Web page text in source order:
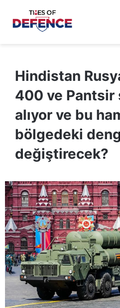
Hindistan
400 ve
alıyor ve bu
bölgedeki
değiştirecek?